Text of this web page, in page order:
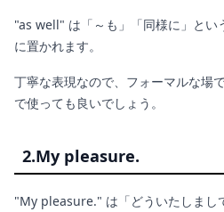
"as well" は「～も」「同様に」とい
に置かれます。
丁寧な表現なので、フォーマルな場
で使っても良いでしょう。
2.My pleasure.
"My pleasure." は「どういたしまし